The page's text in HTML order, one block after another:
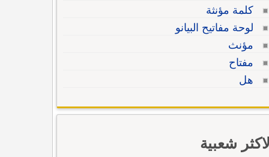
كلمة مؤنثة
لوحة مفاتيح البيانو
مؤنث
مفتاح
هل
الاكثر شعبية